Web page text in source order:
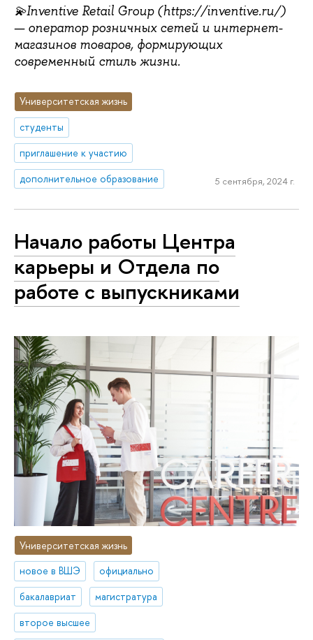
💫Inventive Retail Group (https://inventive.ru/)
— оператор розничных сетей и интернет-
магазинов товаров, формирующих
современный стиль жизни.
Университетская жизнь
студенты
приглашение к участию
дополнительное образование
5 сентября, 2024 г.
Начало работы Центра
карьеры и Отдела по
работе с выпускниками
Университетская жизнь
новое в ВШЭ
официально
бакалавриат
магистратура
второе высшее